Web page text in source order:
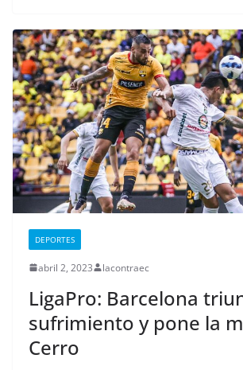
DEPORTES
abril 2, 2023 lacontraec
LigaPro: Barcelona
sufrimiento y pone la
Cerro